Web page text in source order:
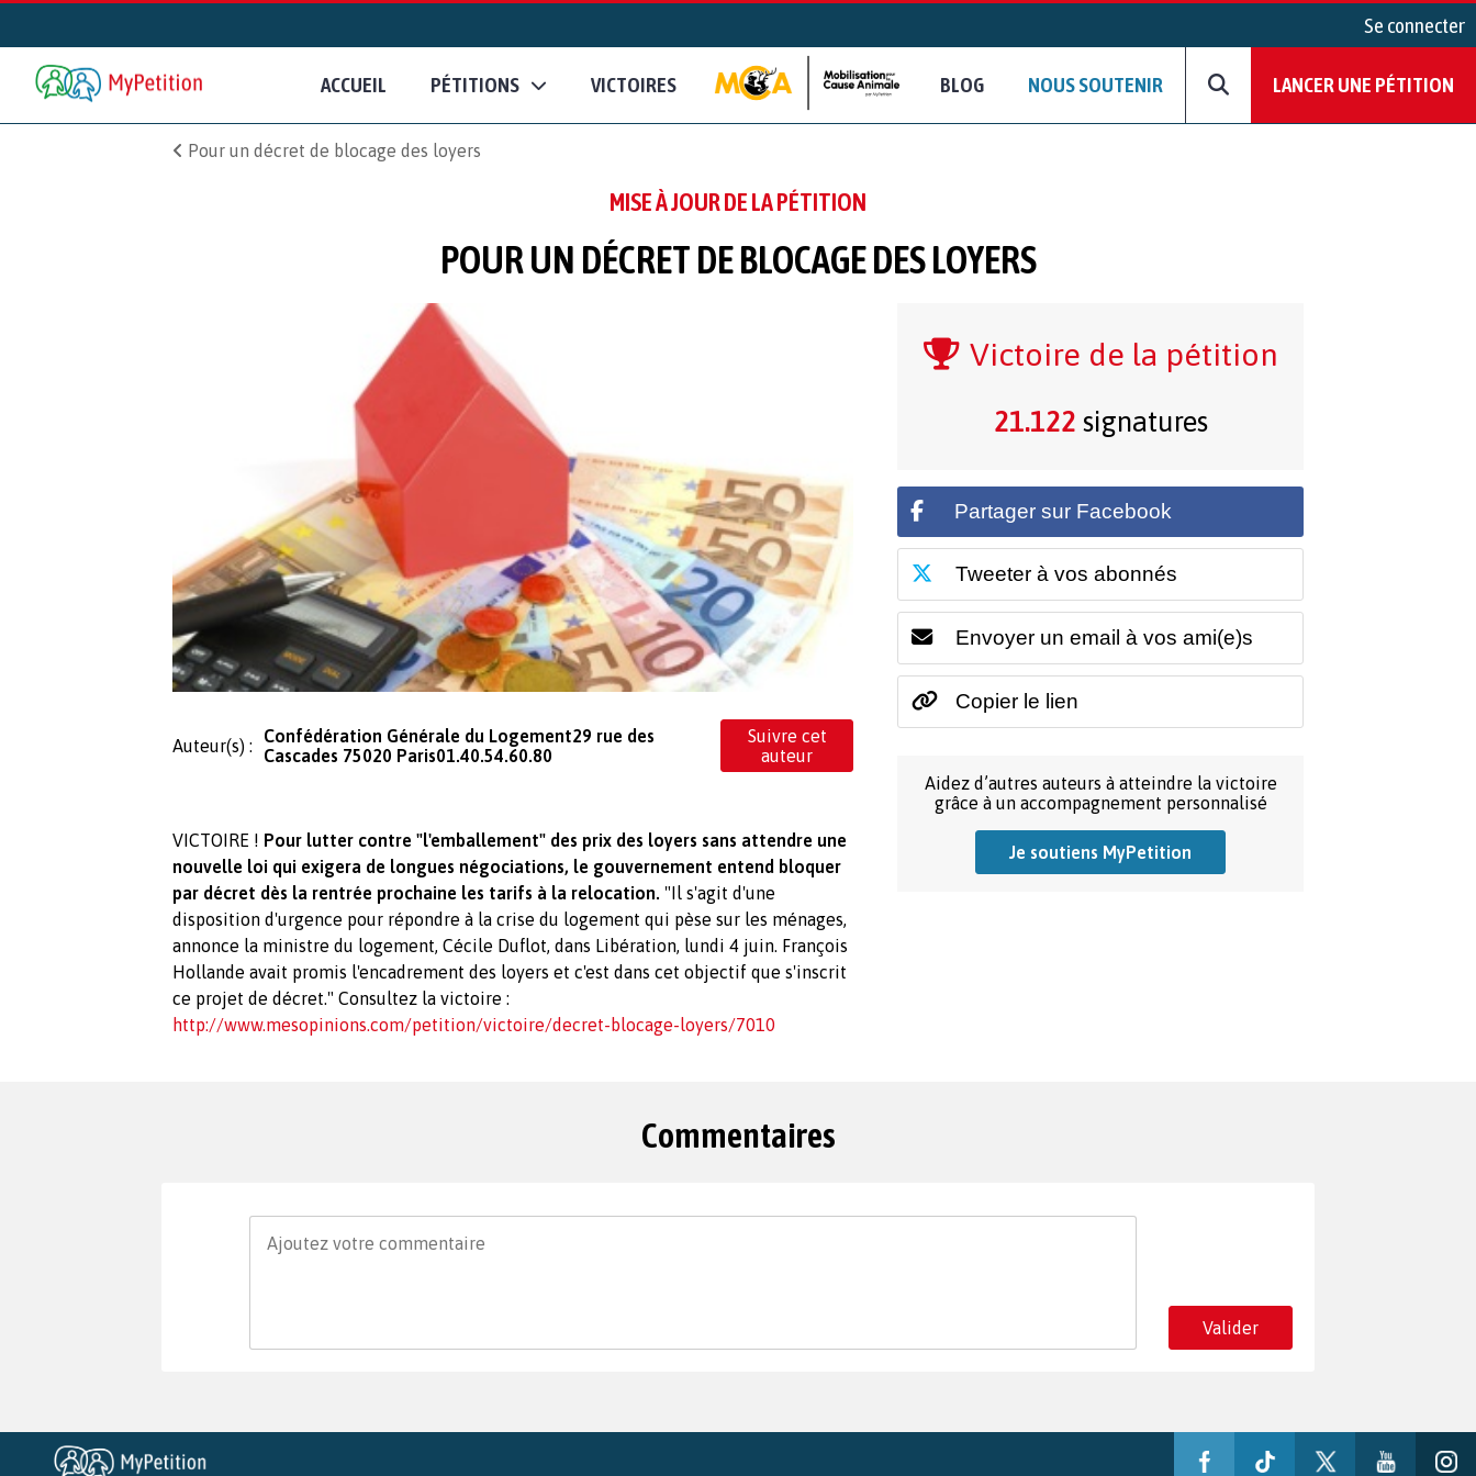
Se connecter
ACCUEIL PÉTITIONS VICTOIRES BLOG NOUS SOUTENIR LANCER UNE PÉTITION
Pour un décret de blocage des loyers
MISE À JOUR DE LA PÉTITION
POUR UN DÉCRET DE BLOCAGE DES LOYERS
Auteur(s) :
Confédération Générale du Logement29 rue des
Cascades 75020 Paris01.40.54.60.80
Suivre cet
auteur
VICTOIRE ! Pour lutter contre "l'emballement" des prix des loyers sans attendre une
nouvelle loi qui exigera de longues négociations, le gouvernement entend bloquer
par décret dès la rentrée prochaine les tarifs à la relocation. "Il s'agit d'une
disposition d'urgence pour répondre à la crise du logement qui pèse sur les ménages,
annonce la ministre du logement, Cécile Duflot, dans Libération, lundi 4 juin. François
Hollande avait promis l'encadrement des loyers et c'est dans cet objectif que s'inscrit
ce projet de décret." Consultez la victoire :
http://www.mesopinions.com/petition/victoire/decret-blocage-loyers/7010
Victoire de la pétition
21.122 signatures
Partager sur Facebook
Tweeter à vos abonnés
Envoyer un email à vos ami(e)s
Copier le lien
Aidez d’autres auteurs à atteindre la victoire
grâce à un accompagnement personnalisé
Je soutiens MyPetition
Commentaires
Valider